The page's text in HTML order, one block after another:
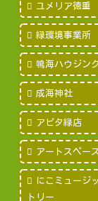
ユメリア徳重
緑環境事業所
鳴海ハウジン
成海神社
アピタ緑店
アートスペー
にこミュージ
トリー